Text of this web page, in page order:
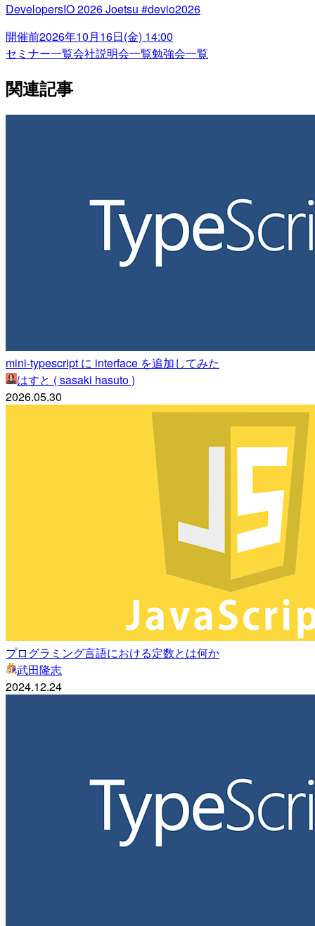
DevelopersIO 2026 Joetsu #devio2026
開催前2026年10月16日(金) 14:00
セミナー一覧会社説明会一覧勉強会一覧
関連記事
mini-typescript に interface を追加してみた
はすと ( sasaki hasuto )
2026.05.30
プログラミング言語における定数とは何か
武田隆志
2024.12.24